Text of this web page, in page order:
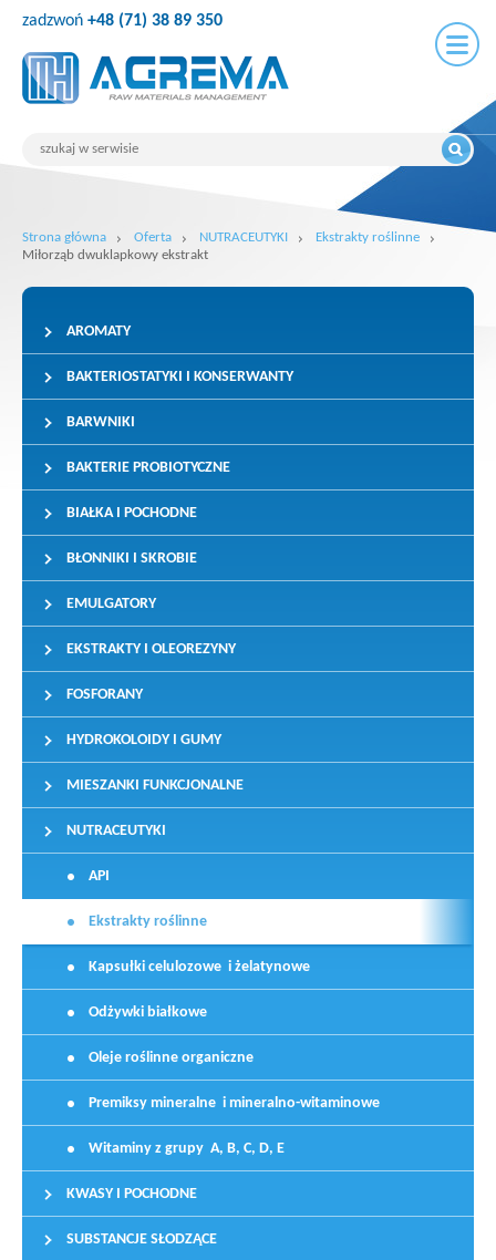
zadzwoń +48 (71) 38 89 350
Strona główna Oferta NUTRACEUTYKI
Ekstrakty roślinne
Miłorząb dwuklapkowy ekstrakt
AROMATY
BAKTERIOSTATYKI I KONSERWANTY
BARWNIKI
BAKTERIE PROBIOTYCZNE
BIAŁKA I POCHODNE
BŁONNIKI I SKROBIE
EMULGATORY
EKSTRAKTY I OLEOREZYNY
FOSFORANY
HYDROKOLOIDY I GUMY
MIESZANKI FUNKCJONALNE
NUTRACEUTYKI
API
Ekstrakty roślinne
Kapsułki celulozowe i żelatynowe
Odżywki białkowe
Oleje roślinne organiczne
Premiksy mineralne i mineralno-witaminowe
Witaminy z grupy A, B, C, D, E
KWASY I POCHODNE
SUBSTANCJE SŁODZĄCE